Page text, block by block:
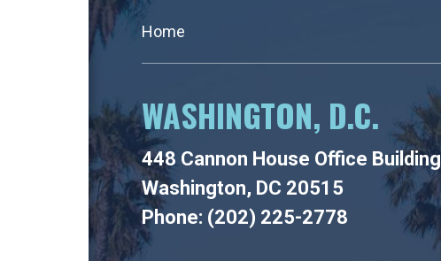
Home
WASHINGTON, D.C.
448 Cannon House Office Building
Washington, DC 20515
Phone: (202) 225-2778